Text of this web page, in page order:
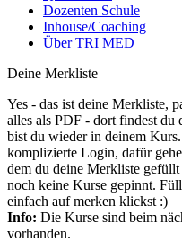
Dozenten Schule
Inhouse/Coaching
Über TRI MED
Deine Merkliste
Yes - das ist deine Merkliste,
alles als PDF - dort findest
bist du wieder in deinem
komplizierte Login, dafür
dem du deine Merkliste
noch keine Kurse gepinnt.
einfach auf merken klickst :)
Info: Die Kurse sind beim
vorhanden.